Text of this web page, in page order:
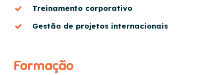
Treinamento corporativo
Gestão de projetos internacionais
Formação